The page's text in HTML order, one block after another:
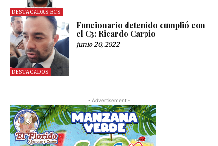
DESTACADAS BCS
DESTACADOS
Funcionario detenido cumplió con
el C3: Ricardo Carpio
junio 20, 2022
- Advertisement -